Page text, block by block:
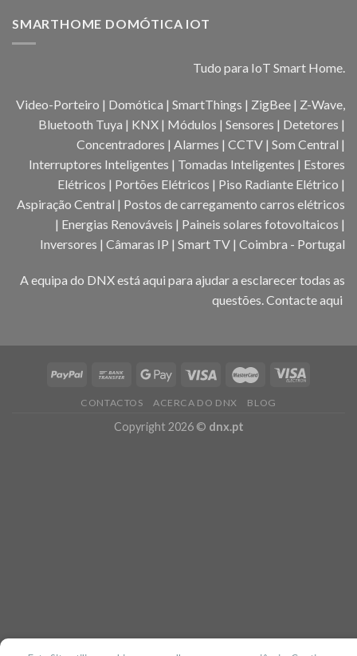
SMARTHOME DOMÓTICA IOT
Tudo para IoT Smart Home.
Video-Porteiro | Domótica | SmartThings | ZigBee | Z-Wave,
Bluetooth Tuya | KNX | Módulos | Sensores | Detetores |
Concentradores | Alarmes | CCTV | Som Central |
Interruptores Inteligentes | Tomadas Inteligentes | Estores
Elétricos | Portões Elétricos | Piso Radiante Elétrico |
Aspiração Central | Postos de carregamento carros elétricos
| Energias Renováveis | Paineis solares fotovoltaicos |
Inversores | Câmaras IP | Smart TV | Coimbra - Portugal
A equipa do DNX está aqui para ajudar a esclarecer todas as
questões.Contacte aqui
CONTACTOS ACERCA DO DNX BLOG
Copyright 2026 © dnx.pt